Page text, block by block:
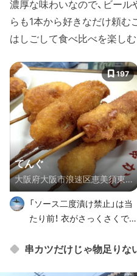
濃厚な味わいなので、ビー
らも1本から好きなだけ頼む
はしごして食べ比べを楽しむ
てんぐ
大阪府大阪市浪速区恵美須東３
丁目４-１２
197
「ソース二度漬け禁止」は当
たり前！ 衣がさっくさくでお
特においしい串かつ屋さん
串カツだけじゃ物足りな